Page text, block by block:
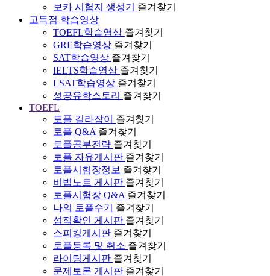
보카 시험지 생성기
즐겨찾기
고득점 학습영상
TOEFL학습영상 즐겨찾기
GRE학습영상 즐겨찾기
SAT학습영상 즐겨찾기
IELTS학습영상 즐겨찾기
LSAT학습영상 즐겨찾기
성공유학스토리 즐겨찾기
TOEFL
토플 길라잡이
즐겨찾기
토플 Q&A 즐겨찾기
토플공부전략 즐겨찾기
토플 자유게시판 즐겨찾기
토플시험장정보 즐겨찾기
비법노트 게시판 즐겨찾기
토플시험장 Q&A 즐겨찾기
나의 토플수기
즐겨찾기
성적확인 게시판 즐겨찾기
스피킹게시판 즐겨찾기
토플등록 및 취소 즐겨찾기
라이팅게시판 즐겨찾기
문제토론 게시판 즐겨찾기